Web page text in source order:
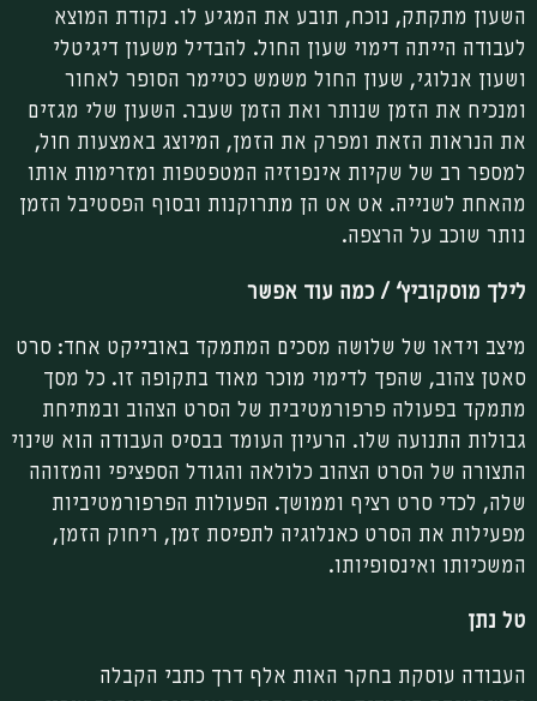
השעון מתקתק, נוכח, תובע את המגיע לו. נקודת המוצא
לעבודה הייתה דימוי שעון החול. להבדיל משעון דיגיטלי
ושעון אנלוגי, שעון החול משמש כטיימר הסופר לאחור
ומנכיח את הזמן שנותר ואת הזמן שעבר. השעון שלי מגזים
את הנראות הזאת ומפרק את הזמן, המיוצג באמצעות חול,
למספר רב של שקיות אינפוזיה המטפטפות ומזרימות אותו
מהאחת לשנייה. אט אט הן מתרוקנות ובסוף הפסטיבל הזמן
נותר שוכב על הרצפה.
לילך מוסקוביץ‘ / כמה עוד אפשר
מיצב וידאו של שלושה מסכים המתמקד באובייקט אחד: סרט
סאטן צהוב, שהפך לדימוי מוכר מאוד בתקופה זו. כל מסך
מתמקד בפעולה פרפורמטיבית של הסרט הצהוב ובמתיחת
גבולות התנועה שלו. הרעיון העומד בבסיס העבודה הוא שינוי
התצורה של הסרט הצהוב כלולאה והגודל הספציפי והמזוהה
שלה, לכדי סרט רציף וממושך. הפעולות הפרפורמטיביות
מפעילות את הסרט כאנלוגיה לתפיסת זמן, ריחוק הזמן,
המשכיותו ואינסופיותו.
טל נתן
העבודה עוסקת בחקר האות אלף דרך כתבי הקבלה